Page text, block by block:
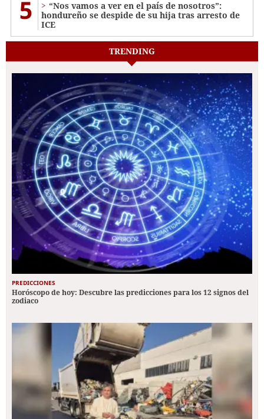
5
“Nos vamos a ver en el país de nosotros”:
hondureño se despide de su hija tras arresto de
ICE
TRENDING
PREDICCIONES
Horóscopo de hoy: Descubre las predicciones para los 12 signos del
zodiaco